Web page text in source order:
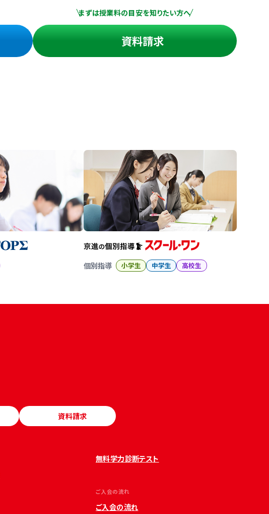
まずは授業料の目安を知りたい方へ
資料請求
個別指導 小学生 中学生 高校生
資料請求
無料学力診断テスト
ご入会の流れ
ご入会の流れ